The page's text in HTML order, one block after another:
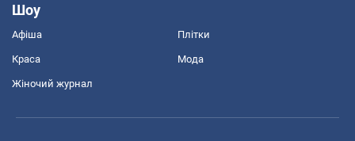
Шоу
Афіша Плітки
Краса Мода
Жіночий журнал